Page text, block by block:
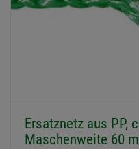
Ersatznetz aus PP,
Maschenweite 60